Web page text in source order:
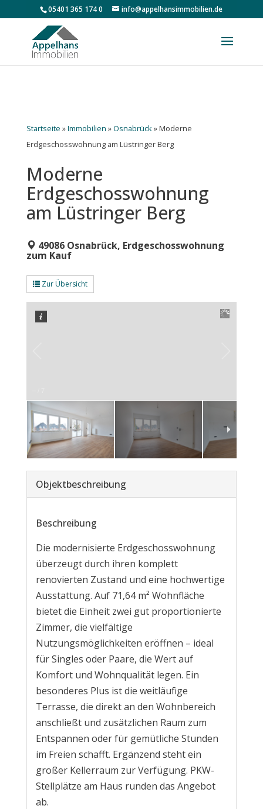
05401 365 174 0 info@appelhansimmobilien.de
Startseite »Immobilien »Osnabrück»Moderne
Erdgeschosswohnung am Lüstringer Berg
Moderne
Erdgeschosswohnung
am Lüstringer Berg
49086 Osnabrück, Erdgeschosswohnung
zum Kauf
Zur Übersicht
Objekt­beschreibung
Beschreibung
Die modernisierte Erdgeschosswohnung
überzeugt durch ihren komplett
renovierten Zustand und eine hochwertige
Ausstattung. Auf 71,64 m² Wohnfläche
bietet die Einheit zwei gut proportionierte
Zimmer, die vielfältige
Nutzungsmöglichkeiten eröffnen – ideal
für Singles oder Paare, die Wert auf
Komfort und Wohnqualität legen. Ein
besonderes Plus ist die weitläufige
Terrasse, die direkt an den Wohnbereich
anschließt und zusätzlichen Raum zum
Entspannen oder für gemütliche Stunden
im Freien schafft. Ergänzend steht ein
großer Kellerraum zur Verfügung. PKW-
Stellplätze am Haus runden das Angebot
ab.